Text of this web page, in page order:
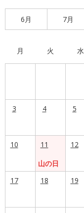
6月 7月
月 火 水
3 4 5
10
11
山の日
12
17
18 19